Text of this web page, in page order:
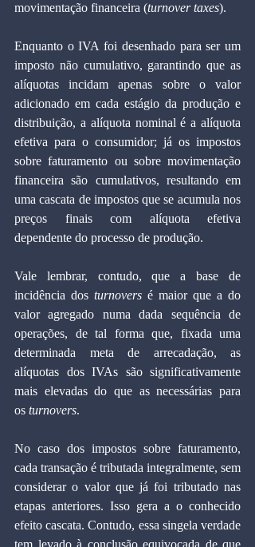
movimentação financeira (turnover taxes).
Enquanto o IVA foi desenhado para ser um
imposto não cumulativo, garantindo que as
alíquotas incidam apenas sobre o valor
adicionado em cada estágio da produção e
distribuição, a alíquota nominal é a alíquota
efetiva para o consumidor; já os impostos
sobre faturamento ou sobre movimentação
financeira são cumulativos, resultando em
uma cascata de impostos que se acumula nos
preços finais com alíquota efetiva
dependente do processo de produção.
Vale lembrar, contudo, que a base de
incidência dos turnovers é maior que a do
valor agregado numa dada sequência de
operações, de tal forma que, fixada uma
determinada meta de arrecadação, as
alíquotas dos IVAs são significativamente
mais elevadas do que as necessárias para
os turnovers.
No caso dos impostos sobre faturamento,
cada transação é tributada integralmente, sem
considerar o valor que já foi tributado nas
etapas anteriores. Isso gera a o conhecido
efeito cascata. Contudo, essa singela verdade
tem levado à conclusão equivocada de que